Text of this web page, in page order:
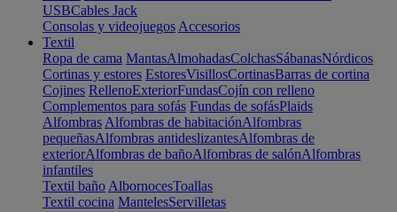
USBCables Jack
Consolas y videojuegos Accesorios
Textil
Ropa de cama MantasAlmohadasColchasSábanasNórdicos
Cortinas y estores EstoresVisillosCortinasBarras de cortina
Cojines RellenoExteriorFundasCojín con relleno
Complementos para sofás Fundas de sofásPlaids
Alfombras Alfombras de habitaciónAlfombras
pequeñasAlfombras antideslizantesAlfombras de
exteriorAlfombras de bañoAlfombras de salónAlfombras
infantiles
Textil baño AlbornocesToallas
Textil cocina MantelesServilletas